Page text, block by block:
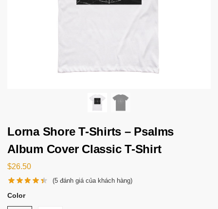
Lorna Shore T-Shirts – Psalms
Album Cover Classic T-Shirt
$26.50
(5 đánh giá của khách hàng)
Color